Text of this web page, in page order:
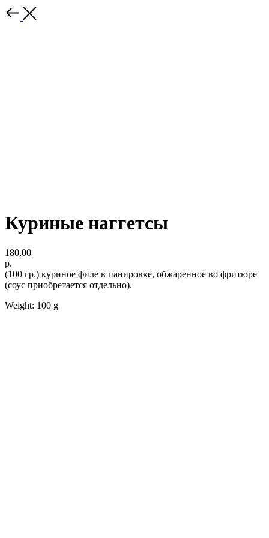
Куриные наггетсы
180,00
р.
(100 гр.) куриное филе в панировке, обжаренное во фритюре
(соус приобретается отдельно).
Weight: 100 g